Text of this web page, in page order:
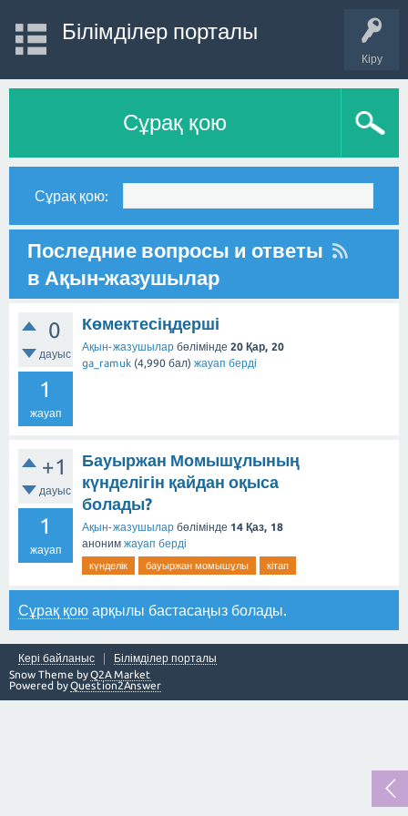
Кіру
Білімділер порталы
Сұрақ қою
Сұрақ қою:
Последние вопросы и ответы
в Ақын-жазушылар
0
дауыс
1
жауап
Көмектесіңдерші
Ақын-жазушылар бөлімінде 20 Қар, 20
ga_ramuk (4,990 бал) жауап берді
+1
дауыс
1
жауап
Бауыржан Момышұлының
күнделігін қайдан оқыса
болады?
Ақын-жазушылар бөлімінде 14 Қаз, 18
аноним жауап берді
күнделік бауыржан момышұлы кітап
Сұрақ қою арқылы бастасаңыз болады.
Кері байланыс
Білімділер порталы
Snow Theme byQ2A Market
Powered byQuestion2Answer